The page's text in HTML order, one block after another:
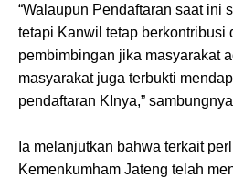
“Walaupun Pendaftaran saat ini
tetapi Kanwil tetap berkontribusi
pembimbingan jika masyarakat
masyarakat juga terbukti
pendaftaran KInya,”
Ia melanjutkan bahwa terkait
Kemenkumham Jateng telah